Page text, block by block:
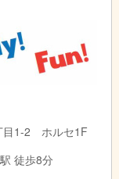
目1-2 ホルセ1F
徒歩8分